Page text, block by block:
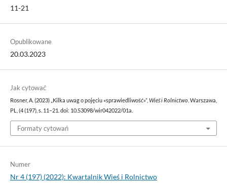
11-21
Opublikowane
20.03.2023
Jak cytować
Rosner, A. (2023) „Kilka uwag o pojęciu «sprawiedliwość»”, Wieś i Rolnictwo. Warszawa,
PL, (4 (197), s. 11–21. doi: 10.53098/wir042022/01a.
Formaty cytowań
Numer
Nr 4 (197) (2022): Kwartalnik Wieś i Rolnictwo